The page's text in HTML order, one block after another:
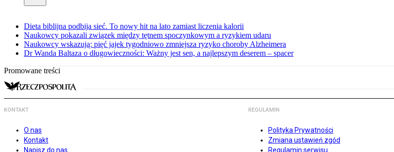
Dieta biblijna podbija sieć. To nowy hit na lato zamiast liczenia kalorii
Naukowcy pokazali związek między tętnem spoczynkowym a ryzykiem udaru
Naukowcy wskazują: pięć jajek tygodniowo zmniejsza ryzyko choroby Alzheimera
Dr Wanda Baltaza o długowieczności: Ważny jest sen, a najlepszym deserem – spacer
Promowane treści
KONTAKT
O nas
Kontakt
Napisz do nas
REGULAMIN
Polityka Prywatności
Zmiana ustawień zgód
Regulamin serwisu